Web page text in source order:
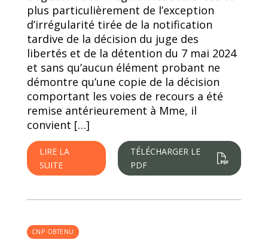
plus particulièrement de l’exception
d’irrégularité tirée de la notification
tardive de la décision du juge des
libertés et de la détention du 7 mai 2024
et sans qu’aucun élément probant ne
démontre qu’une copie de la décision
comportant les voies de recours a été
remise antérieurement à Mme, il
convient […]
LIRE LA
SUITE
TÉLÉCHARGER LE
PDF
CNP OBTENU